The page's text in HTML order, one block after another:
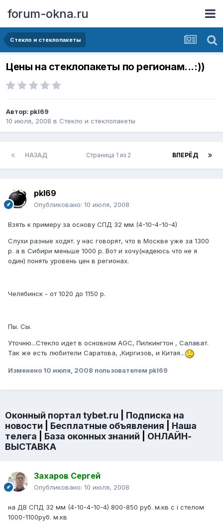
forum-okna.ru
Стекло и стеклопакеты
Цены на стеклопакеты по регионам...:))
Автор: pkl69
10 июля, 2008 в Стекло и стеклопакеты
НАЗАД ВПЕРЁД
Страница 1 из 2
pkl69
Опубликовано: 10 июля, 2008
Взять к примеру за основу СПД 32 мм (4-10-4-10-4)
Слухи разные ходят. у нас говорят, что в Москве уже за 1300
р. а в Сибири меньше 1000 р. Вот и хочу(надеюсь что не я
один) понять уровень цен в регионах.
Челябинск - от 1020 до 1150 р.
Пы. Сы.
Уточню...Стекло идет в основном AGC, Пилкингтон , Салават.
Так же есть любители Саратова, ,Киргизов, и Китая...
Изменено 10 июля, 2008 пользователем pkl69
Оконный портал tybet.ru
Подписка на
новости
Бесплатные объявления
Наша
телега
База оконных знаний
ОНЛАЙН-
ВЫСТАВКА
Захаров Сергей
Опубликовано: 10 июля, 2008
на ДВ СПД 32 мм (4-10-4-10-4) 800-850 руб. м.кв с i стелом
1000-1100руб. м.кв